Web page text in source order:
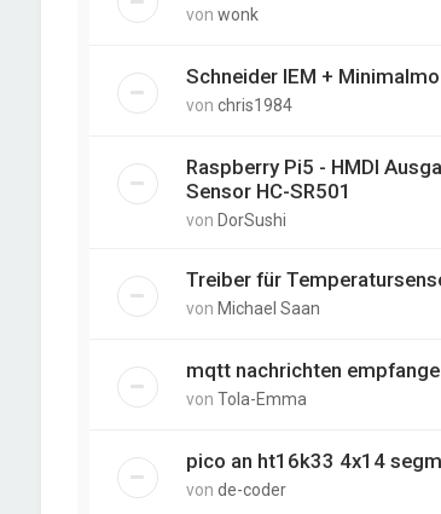
von wonk
Schneider IEM +
von chris1984
Raspberry Pi5 - HMDI
Sensor HC-SR501
von DorSushi
Treiber für
von Michael Saan
mqtt nachrichten
von Tola-Emma
pico an ht16k33 4x14
von de-coder